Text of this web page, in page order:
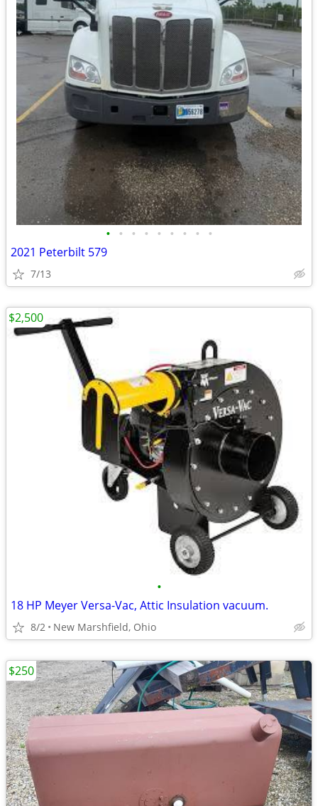
• • • • • • • • •
2021 Peterbilt 579
7/13
•
18 HP Meyer Versa-Vac, Attic Insulation vacuum.
8/2 New Marshfield, Ohio
$2,500
$250